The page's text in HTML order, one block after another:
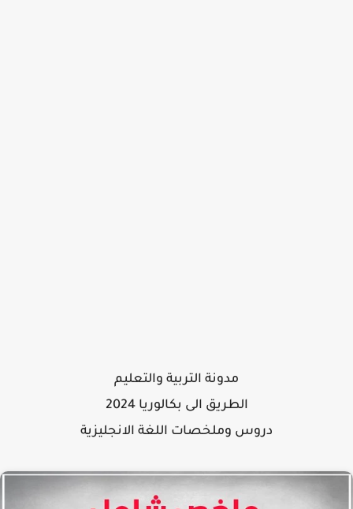
مدونة التربية والتعليم
الطريق الى بكالوريا 2024
دروس وملخصات اللغة الانجليزية